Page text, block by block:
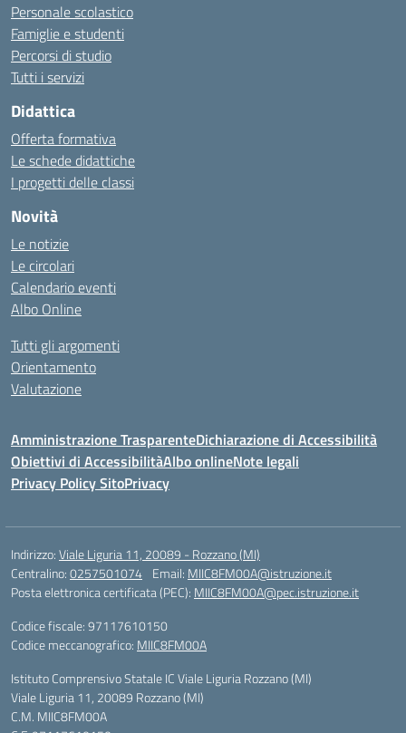
Personale scolastico
Famiglie e studenti
Percorsi di studio
Tutti i servizi
Didattica
Offerta formativa
Le schede didattiche
I progetti delle classi
Novità
Le notizie
Le circolari
Calendario eventi
Albo Online
Tutti gli argomenti
Orientamento
Valutazione
Amministrazione TrasparenteDichiarazione di Accessibilità
Obiettivi di AccessibilitàAlbo onlineNote legali
Privacy Policy SitoPrivacy
Indirizzo:Viale Liguria 11, 20089 - Rozzano (MI)
Centralino:0257501074 Email: MIIC8FM00A@istruzione.it
Posta elettronica certificata (PEC): MIIC8FM00A@pec.istruzione.it
Codice fiscale: 97117610150
Codice meccanografico: MIIC8FM00A
Istituto Comprensivo Statale IC Viale Liguria Rozzano (MI)
Viale Liguria 11, 20089 Rozzano (MI)
C.M. MIIC8FM00A